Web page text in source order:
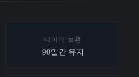
데이터 보관
90일간 유지